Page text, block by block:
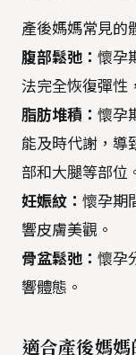
產後媽媽常見的
腹部鬆弛： 懷孕
法完全恢復彈性
脂肪堆積： 懷孕
能及時代謝，導
部和大腿等部位
妊娠紋： 懷孕期
響皮膚美觀。
骨盆鬆弛： 懷孕
響體態。
適合產後媽